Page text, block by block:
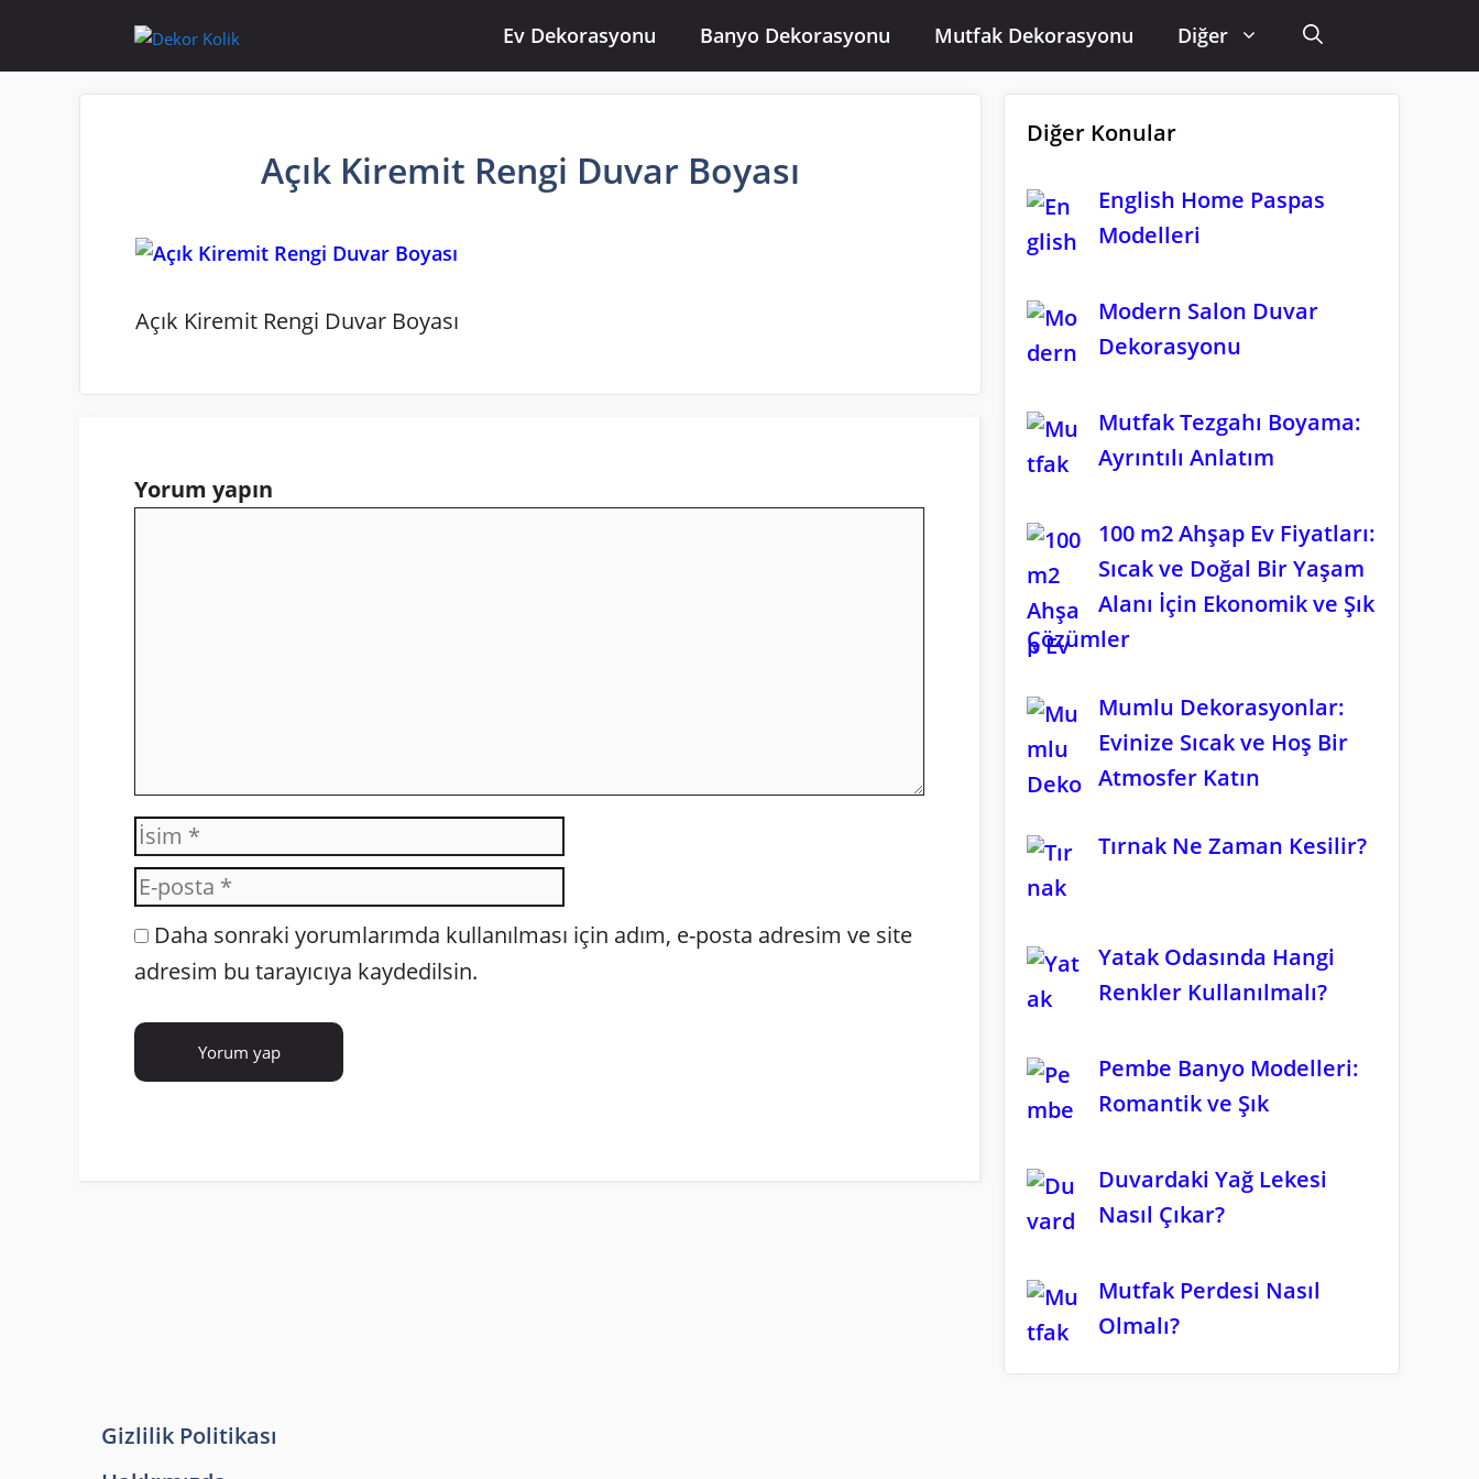
Ev Dekorasyonu Banyo Dekorasyonu Mutfak Dekorasyonu Diğer
Açık Kiremit Rengi Duvar Boyası
Açık Kiremit Rengi Duvar Boyası
Yorum yapın
İsim
posta
Daha sonraki yorumlarımda kullanılması için adım, e-posta adresim ve site
adresim bu tarayıcıya kaydedilsin.
Diğer Konular
English Home Paspas
Modelleri
Modern Salon Duvar
Dekorasyonu
Mutfak Tezgahı Boyama:
Ayrıntılı Anlatım
100 m2 Ahşap Ev Fiyatları:
Sıcak ve Doğal Bir Yaşam
Alanı İçin Ekonomik ve Şık
Çözümler
Mumlu Dekorasyonlar:
Evinize Sıcak ve Hoş Bir
Atmosfer Katın
Tırnak Ne Zaman Kesilir?
Yatak Odasında Hangi
Renkler Kullanılmalı?
Pembe Banyo Modelleri:
Romantik ve Şık
Duvardaki Yağ Lekesi
Nasıl Çıkar?
Mutfak Perdesi Nasıl
Olmalı?
Gizlilik Politikası